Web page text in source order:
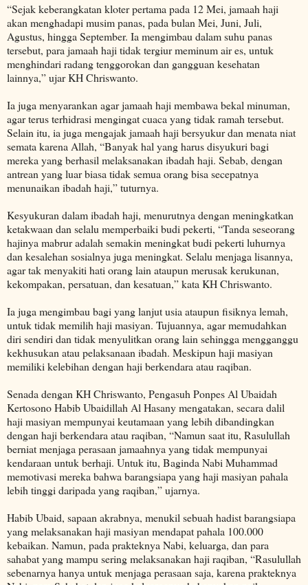
“Sejak keberangkatan kloter pertama pada 12 Mei, jamaah haji
akan menghadapi musim panas, pada bulan Mei, Juni, Juli,
Agustus, hingga September. Ia mengimbau dalam suhu panas
tersebut, para jamaah haji tidak tergiur meminum air es, untuk
menghindari radang tenggorokan dan gangguan kesehatan
lainnya,” ujar KH Chriswanto.
Ia juga menyarankan agar jamaah haji membawa bekal minuman,
agar terus terhidrasi mengingat cuaca yang tidak ramah tersebut.
Selain itu, ia juga mengajak jamaah haji bersyukur dan menata niat
semata karena Allah, “Banyak hal yang harus disyukuri bagi
mereka yang berhasil melaksanakan ibadah haji. Sebab, dengan
antrean yang luar biasa tidak semua orang bisa secepatnya
menunaikan ibadah haji,” tuturnya.
Kesyukuran dalam ibadah haji, menurutnya dengan meningkatkan
ketakwaan dan selalu memperbaiki budi pekerti, “Tanda seseorang
hajinya mabrur adalah semakin meningkat budi pekerti luhurnya
dan kesalehan sosialnya juga meningkat. Selalu menjaga lisannya,
agar tak menyakiti hati orang lain ataupun merusak kerukunan,
kekompakan, persatuan, dan kesatuan,” kata KH Chriswanto.
Ia juga mengimbau bagi yang lanjut usia ataupun fisiknya lemah,
untuk tidak memilih haji masiyan. Tujuannya, agar memudahkan
diri sendiri dan tidak menyulitkan orang lain sehingga mengganggu
kekhusukan atau pelaksanaan ibadah. Meskipun haji masiyan
memiliki kelebihan dengan haji berkendara atau raqiban.
Senada dengan KH Chriswanto, Pengasuh Ponpes Al Ubaidah
Kertosono Habib Ubaidillah Al Hasany mengatakan, secara dalil
haji masiyan mempunyai keutamaan yang lebih dibandingkan
dengan haji berkendara atau raqiban, “Namun saat itu, Rasulullah
berniat menjaga perasaan jamaahnya yang tidak mempunyai
kendaraan untuk berhaji. Untuk itu, Baginda Nabi Muhammad
memotivasi mereka bahwa barangsiapa yang haji masiyan pahala
lebih tinggi daripada yang raqiban,” ujarnya.
Habib Ubaid, sapaan akrabnya, menukil sebuah hadist barangsiapa
yang melaksanakan haji masiyan mendapat pahala 100.000
kebaikan. Namun, pada prakteknya Nabi, keluarga, dan para
sahabat yang mampu sering melaksanakan haji raqiban, “Rasulullah
sebenarnya hanya untuk menjaga perasaan saja, karena prakteknya